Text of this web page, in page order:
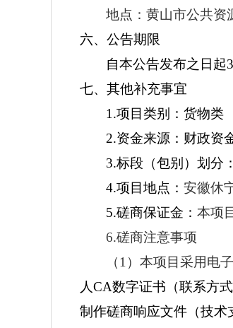
地点：黄山市公共资
六、公告期限
自本公告发布之日起
七、其他补充事宜
1.项目类别：货物类
2.资金来源： 财政资
3.标段（包别）划分：
4.项目地点：安徽休
5.磋商保证金 ：本项
6.磋商注意事项
（1）本项目采用电
人CA数字证书 （联系方
制作磋商响应文件（技术